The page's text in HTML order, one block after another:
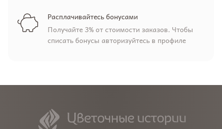
Расплачивайтесь бонусами
Получайте 3% от стоимости заказов. Чтобы
списать бонусы авторизуйтесь в профиле